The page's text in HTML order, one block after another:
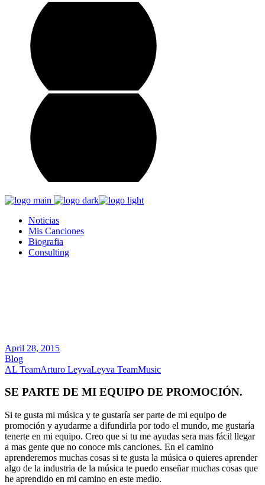
Noticias
Mis Canciones
Biografia
Consulting
April 28, 2015
Blog
AL TeamArturo LeyvaLeyva TeamMusic
SE PARTE DE MI EQUIPO DE PROMOCIÓN.
Si te gusta mi música y te gustaría ser parte de mi equipo de
promoción y ayudarme a difundirla por todo el mundo, me gustaría
tenerte en mi equipo. Creo que si tu me ayudas sera mas fácil llegar
a mas gente que no conoce mis canciones. En el camino
aprenderemos muchas cosas si te gusta la música o quieres aprender
algo de la industria de la música te puedo enseñar muchas cosas que
he aprendido en mi camino en este medio.